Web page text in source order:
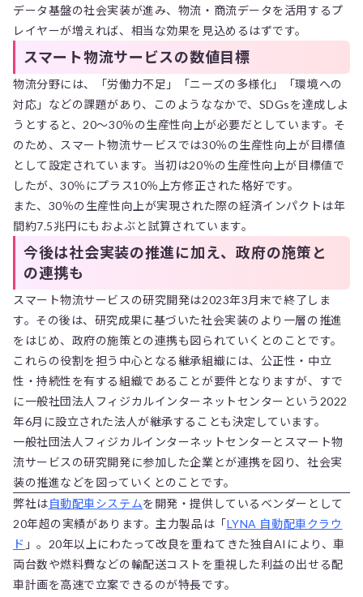
データ基盤の社会実装が進み、物流・商流データを活用するプ
レイヤーが増えれば、相当な効果を見込めるはずです。
スマート物流サービスの数値目標
物流分野には、「労働力不足」「ニーズの多様化」「環境への
対応」などの課題があり、このようななかで、SDGsを達成しよ
うとすると、20〜30％の生産性向上が必要だとしています。そ
のため、スマート物流サービスでは30％の生産性向上が目標値
として設定されています。当初は20％の生産性向上が目標値で
したが、30％にプラス10％上方修正された格好です。
また、30％の生産性向上が実現された際の経済インパクトは年
間約7.5兆円にもおよぶと試算されています。
今後は社会実装の推進に加え、政府の施策と
の連携も
スマート物流サービスの研究開発は2023年3月末で終了しま
す。その後は、研究成果に基づいた社会実装のより一層の推進
をはじめ、政府の施策との連携も図られていくとのことです。
これらの役割を担う中心となる継承組織には、公正性・中立
性・持続性を有する組織であることが要件となりますが、すで
に一般社団法人フィジカルインターネットセンターという2022
年6月に設立された法人が継承することも決定しています。
一般社団法人フィジカルインターネットセンターとスマート物
流サービスの研究開発に参加した企業とが連携を図り、社会実
装の推進などを図っていくとのことです。
弊社は自動配車システムを開発・提供しているベンダーとして
20年超の実績があります。主力製品は「LYNA 自動配車クラウ
ド 」。20年以上にわたって改良を重ねてきた独自AIにより、車
両台数や燃料費などの輸配送コストを重視した利益の出せる配
車計画を高速で立案できるのが特長です。